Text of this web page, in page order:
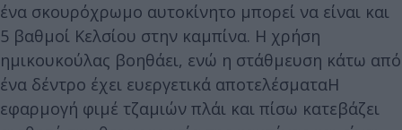
ένα σκουρόχρωμο αυτοκίνητο μπορεί να είναι και
5 βαθμοί Κελσίου στην καμπίνα. Η χρήση
ημικουκούλας βοηθάει, ενώ η στάθμευση κάτω από
ένα δέντρο έχει ευεργετικά αποτελέσματαΗ
εφαρμογή φιμέ τζαμιών πλάι και πίσω κατεβάζει